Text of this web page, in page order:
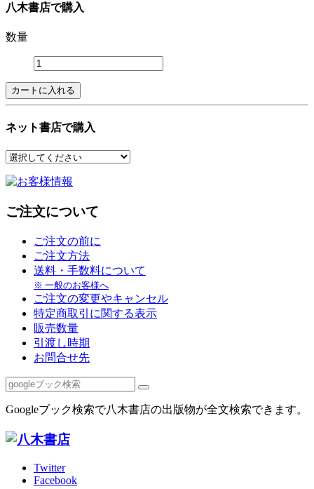
八木書店で購入
数量
ネット書店で購入
ご注文について
ご注文の前に
ご注文方法
送料・手数料について
※ 一般のお客様へ
ご注文の変更やキャンセル
特定商取引に関する表示
販売数量
引渡し時期
お問合せ先
Googleブック検索で八木書店の出版物が全文検索できます。
Twitter
Facebook